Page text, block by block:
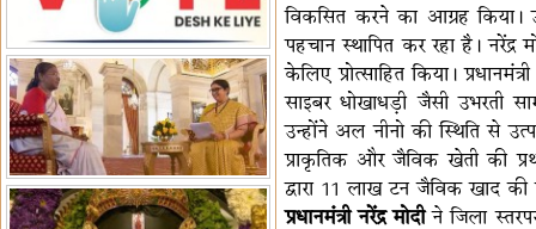
प्रीमियर
विकसित करने का आग्रह किया।
पहचान स्थापित कर रहा है।
केलिए प्रोत्साहित किया।
साइबर धोखाधड़ी जैसी उभरती
उन्होंने अल नीनो की स्थिति से
प्राकृतिक और जैविक खेती की
द्वारा 11 लाख टन जैविक खाद की
प्रधानमंत्री नरेंद्र मोदीने जिला